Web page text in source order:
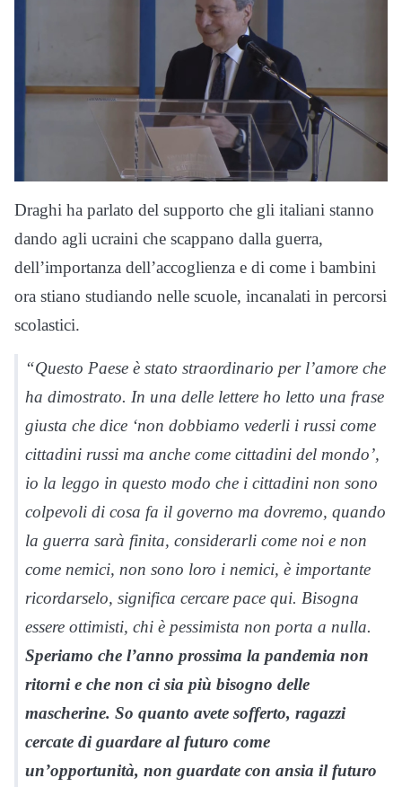
Draghi ha parlato del supporto che gli italiani stanno
dando agli ucraini che scappano dalla guerra,
dell’importanza dell’accoglienza e di come i bambini
ora stiano studiando nelle scuole, incanalati in percorsi
scolastici.
“Questo Paese è stato straordinario per l’amore che
ha dimostrato. In una delle lettere ho letto una frase
giusta che dice ‘non dobbiamo vederli i russi come
cittadini russi ma anche come cittadini del mondo’,
io la leggo in questo modo che i cittadini non sono
colpevoli di cosa fa il governo ma dovremo, quando
la guerra sarà finita, considerarli come noi e non
come nemici, non sono loro i nemici, è importante
ricordarselo, significa cercare pace qui. Bisogna
essere ottimisti, chi è pessimista non porta a nulla.
Speriamo che l’anno prossima la pandemia non
ritorni e che non ci sia più bisogno delle
mascherine. So quanto avete sofferto, ragazzi
cercate di guardare al futuro come
un’opportunità, non guardate con ansia il futuro